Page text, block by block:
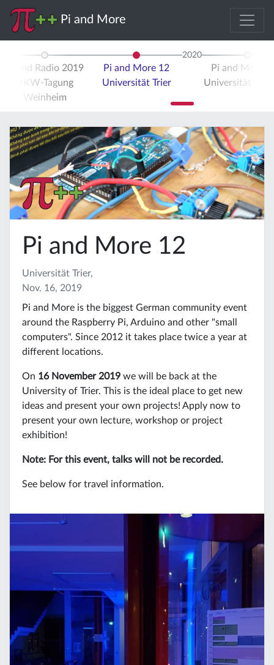
Pi and More
Pi and Radio 2019
UKW-Tagung
Weinheim
Pi and More 12
Universität Trier
2020
Pi and More
Universität
Pi and More 12
Universität Trier,
Nov. 16, 2019
Pi and More is the biggest German community event
around the Raspberry Pi, Arduino and other "small
computers". Since 2012 it takes place twice a year at
different locations.
On 16 November 2019 we will be back at the
University of Trier. This is the ideal place to get new
ideas and present your own projects! Apply now to
present your own lecture, workshop or project
exhibition!
Note: For this event, talks will not be recorded.
See below for travel information.